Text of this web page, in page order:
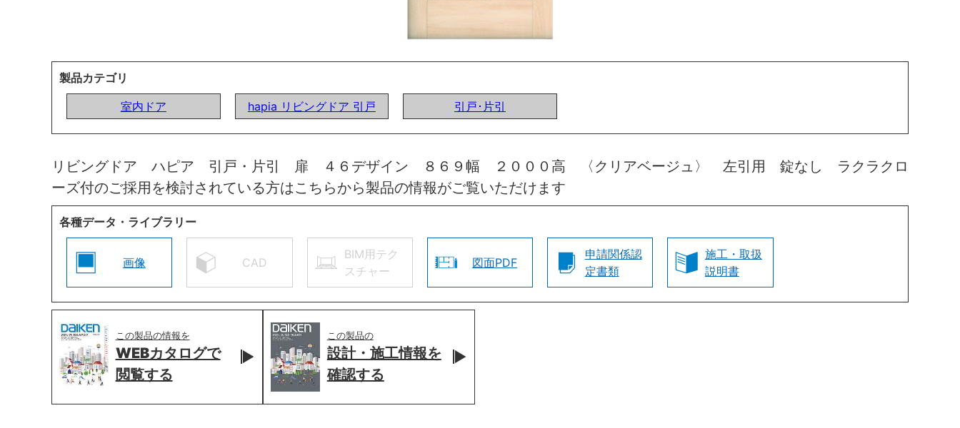
製品カテゴリ
室内ドア
hapia リビングドア 引戸 引戸･片引
リビングドア ハピア 引戸・片引 扉 ４６デザイン ８６９幅 ２０００高 〈クリアベージュ〉 左引用 錠なし ラクラクロ
ーズ付のご採用を検討されている方はこちらから製品の情報がご覧いただけます
各種データ・ライブラリー
画像 CAD
BIM用テク
スチャー
図面PDF
申請関係認
定書類
施工・取扱
説明書
この製品の情報を
WEBカタログで
閲覧する
この製品の
設計・施工情報を
確認する